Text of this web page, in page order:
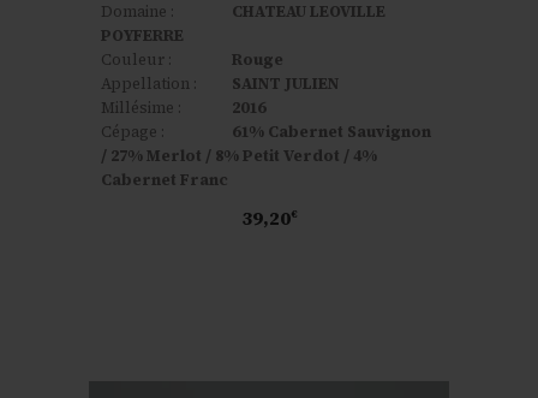
Domaine :
CHATEAU LEOVILLE
POYFERRE
Couleur :
Rouge
Appellation :
SAINT JULIEN
Millésime :
2016
Cépage :
61% Cabernet Sauvignon
/ 27% Merlot / 8% Petit Verdot / 4%
Cabernet Franc
39,20€